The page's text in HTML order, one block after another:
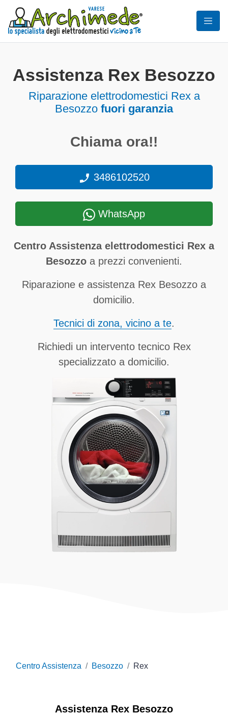
Assistenza Rex Besozzo
Riparazione elettrodomestici Rex a
Besozzo fuori garanzia
Chiama ora!!
3486102520
WhatsApp
Centro Assistenza elettrodomestici Rex a
Besozzo a prezzi convenienti.
Riparazione e assistenza Rex Besozzo a
domicilio.
Tecnici di zona, vicino a te.
Richiedi un intervento tecnico Rex
specializzato a domicilio.
Centro Assistenza Besozzo Rex
Assistenza Rex Besozzo